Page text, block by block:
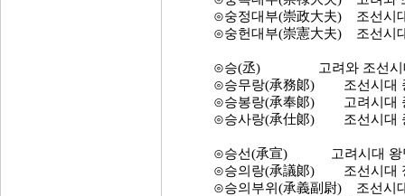
⊙숭정대부(崇政大夫) 조선시
⊙숭헌대부(崇憲大夫) 조선시
⊙승(丞) 고려와 조선시대의
⊙승무랑(承務郞) 조선시대
⊙승봉랑(承奉郞) 고려시대
⊙승사랑(承仕郞) 조선시대
⊙승선(承宣) 고려시대 왕명
⊙승의랑(承議郞) 조선시대
⊙승의부위(承義副尉) 조선시